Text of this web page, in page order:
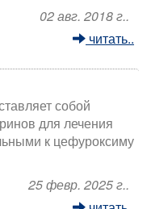
02 авг. 2018 г..
читать..
собой
для лечения
к цефуроксиму
25 февр. 2025 г..